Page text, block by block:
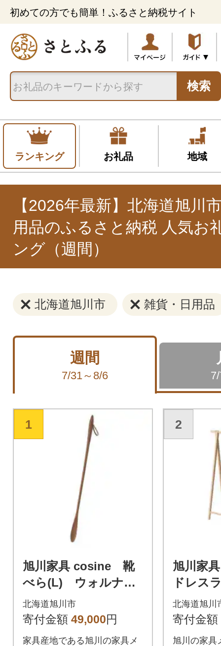
初めての方でも簡単！ふるさと納税サイト
検索
ランキング お礼品 地域
【2026年最新】北海道旭川
用品のふるさと納税 人気お
ング（週間）
北海道旭川市 雑貨・日用品
週間
7/31～8/6
1
旭川家具 cosine 靴
べら(L) ウォルナッ
ト_03293
北海道旭川市
寄付金額 49,000円
家具産地である旭川の家具メ
2
旭川
ドレス
58
北海道旭川
寄付金額
旭川の家具